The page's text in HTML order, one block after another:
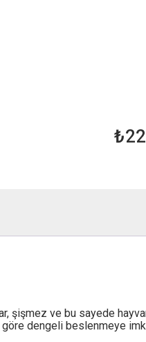
₺
şişmez ve bu sayede
dengeli beslenmeye